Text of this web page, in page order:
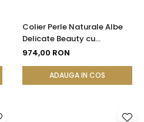
Colier Perle Naturale Albe
Delicate Beauty cu
Închizătoare Argint |
974,00 RON
ADAUGA IN COS